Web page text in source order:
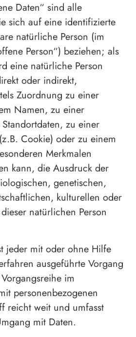
Daten“ sind alle
sich auf eine identifizierte
natürliche Person (im
Person“) beziehen; als
eine natürliche Person
oder indirekt,
Zuordnung zu einer
Namen, zu einer
zu einer
Cookie) oder zu einem
Merkmalen
kann, die Ausdruck der
genetischen,
kulturellen oder
natürlichen Person
jeder mit oder ohne Hilfe
ausgeführte Vorgang
im
personenbezogenen
reicht weit und umfasst
mit Daten.